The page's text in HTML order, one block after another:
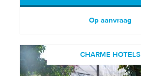
Op aanvraag
CHARME HOTELS